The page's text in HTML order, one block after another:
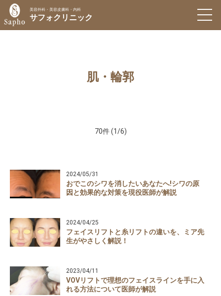
美容外科・美容皮膚科・内科
サフォクリニック
肌・輪郭
70件 (1/6)
2024/05/31
おでこのシワを消したいあなたへ!シワの原
因と効果的な対策を現役医師が解説
2024/04/25
フェイスリフトと糸リフトの違いを、ミア先
生がやさしく解説！
2023/04/11
VOVリフトで理想のフェイスラインを手に入
れる方法について医師が解説